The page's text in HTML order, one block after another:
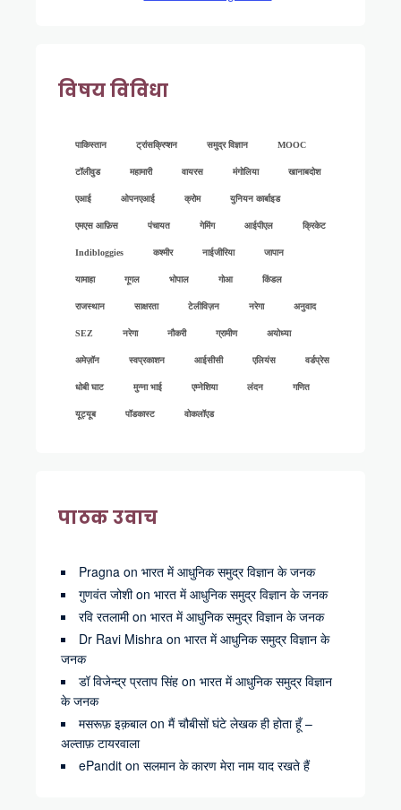
विषय विविधा
पाकिस्तान ट्रांसक्रिप्शन समुद्र विज्ञान MOOC
टॉलीवुड महामारी वायरस मंगोलिया खानाबदोश
एआई ओपनएआई क्रोम युनियन कार्बाइड
एमएस आफ़िस पंचायत गेमिंग आईपीएल क्रिकेट
Indibloggies कश्मीर नाईजीरिया जापान
यामाहा गूगल भोपाल गोआ किंडल
राजस्थान साक्षरता टेलीविज़न नरेगा अनुवाद
SEZ नरेगा नौकरी ग्रामीण अयोध्या
अमेज़ॉन स्वप्रकाशन आईसीसी एलियंस वर्डप्रेस
धोबी घाट मुन्ना भाई एम्नेशिया लंदन गणित
यूट्यूब पॉडकास्ट वोकलॉएड
पाठक उवाच
Pragna on भारत में आधुनिक समुद्र विज्ञान के जनक
गुणवंत जोशीon भारत में आधुनिक समुद्र विज्ञान के जनक
रवि रतलामीon भारत में आधुनिक समुद्र विज्ञान के जनक
Dr Ravi Mishra on भारत में आधुनिक समुद्र विज्ञान के
जनक
डॉ विजेन्द्र प्रताप सिंह on भारत में आधुनिक समुद्र विज्ञान
के जनक
मसरूफ़ इक़बालon मैं चौबीसों घंटे लेखक ही होता हूँ –
अल्ताफ़ टायरवाला
ePandit on सलमान के कारण मेरा नाम याद रखते हैं